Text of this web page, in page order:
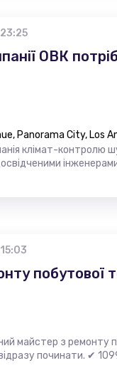
ОВК
Panorama City, Los
клімат-контролю
побутової
майстер з ремонту
починати. ✔